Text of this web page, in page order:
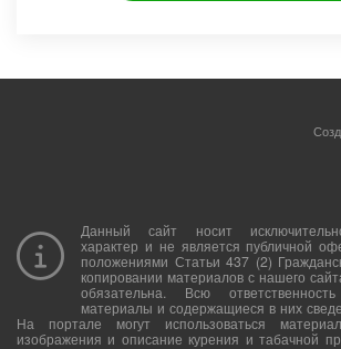
Данный сайт носит
характер и не является публичной
положениями Статьи 437 (2)
копировании материалов с нашего
обязательна. Всю
материалы и содержащиеся в них
На портале могут использоваться
изображения и описание курения и табачной